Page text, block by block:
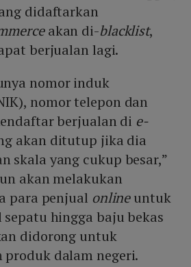
didaftarkan
akan di-blacklist,
berjualan lagi.
nomor induk
nomor telepon dan
berjualan di e-
akan ditutup jika dia
skala yang cukup besar,”
akan melakukan
para penjual onlineuntuk
hingga baju bekas
didorong untuk
dalam negeri.